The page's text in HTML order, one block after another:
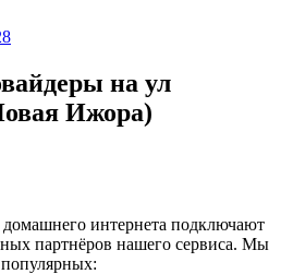
на ул
Ижора)
интернета подключают
партнёров нашего сервиса. Мы